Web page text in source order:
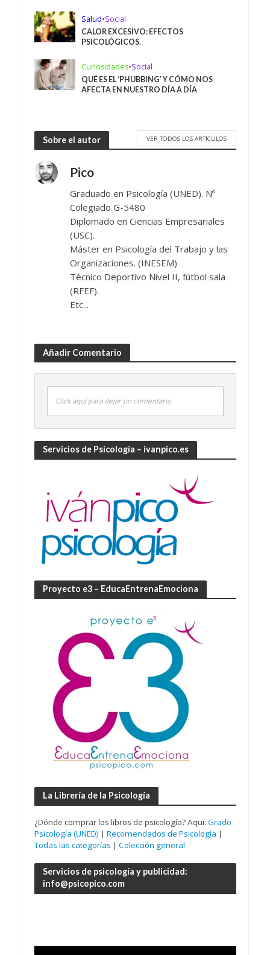
Salud•Social
CALOR EXCESIVO: EFECTOS
PSICOLÓGICOS.
Curiosidades•Social
QUÉ ES EL ‘PHUBBING’ Y CÓMO NOS
AFECTA EN NUESTRO DÍA A DÍA
Sobre el autor VER TODOS LOS ARTÍCULOS
Pico
Graduado en Psicología (UNED). Nº
Colegiado G-5480
Diplomado en Ciencias Empresariales
(USC).
Máster en Psicología del Trabajo y las
Organizaciones. (INESEM)
Técnico Deportivo Nivel II, fútbol sala
(RFEF).
Etc...
Añadir Comentario
Click aquí para dejar un comentario
Servicios de Psicología – ivanpico.es
Proyecto e3 – EducaEntrenaEmociona
La Librería de la Psicología
¿Dónde comprar los libros de psicología? Aquí: Grado
Psicología (UNED) | Recomendados de Psicología |
Todas las categorías | Colección general
Servicios de psicología y publicidad:
info@psicopico.com